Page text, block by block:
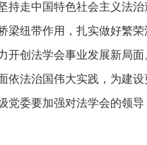
走中国特色社会主义法治
梁纽带作用，扎实做好繁荣
开创法学会事业发展新局面
依法治国伟大实践，为建设
党委要加强对法学会的领导